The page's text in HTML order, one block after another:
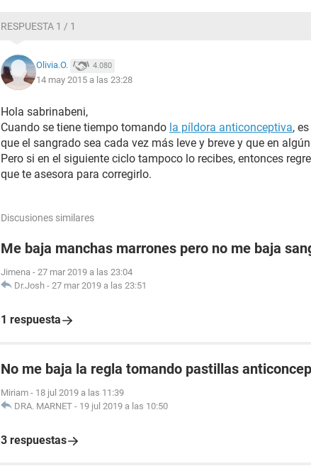
RESPUESTA 1 / 1
Olivia.O. 4.080
14 may 2015 a las 23:28
Hola sabrinabeni,
Cuando se tiene tiempo tomando la píldora anticonceptiva,
que el sangrado sea cada vez más leve y breve y que en
Pero si en el siguiente ciclo tampoco lo recibes, entonces
que te asesora para corregirlo.
Discusiones similares
Me baja manchas marrones pero no me baja
Jimena - 27 mar 2019 a las 23:04
Dr.Josh - 27 mar 2019 a las 23:51
1 respuesta
No me baja la regla tomando pastillas
Miriam - 18 jul 2019 a las 11:39
DRA. MARNET - 19 jul 2019 a las 10:50
3 respuestas